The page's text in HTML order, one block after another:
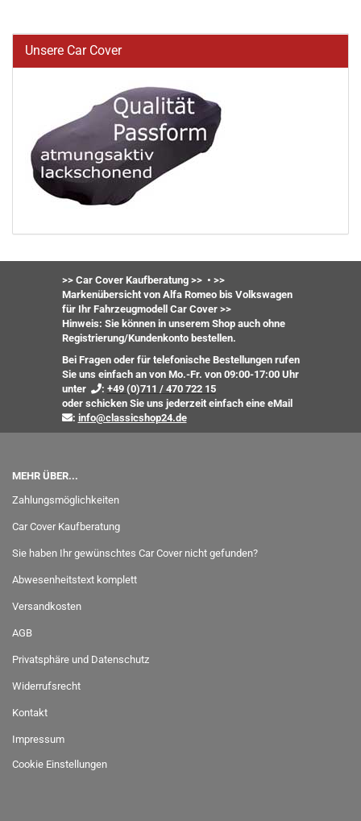
Unsere Car Cover
>> Car Cover Kaufberatung >> • >>
Markenübersicht von Alfa Romeo bis Volkswagen
für Ihr Fahrzeugmodell Car Cover >>
Hinweis: Sie können in unserem Shop auch ohne
Registrierung/Kundenkonto bestellen.
Bei Fragen oder für telefonische Bestellungen rufen
Sie uns einfach an von Mo.-Fr. von 09:00-17:00 Uhr
unter
: +49 (0)711 / 470 722 15
oderschicken Sie uns jederzeit einfach eine eMail
: info@classicshop24.de
MEHR ÜBER...
Zahlungsmöglichkeiten
Car Cover Kaufberatung
Sie haben Ihr gewünschtes Car Cover nicht gefunden?
Abwesenheitstext komplett
Versandkosten
AGB
Privatsphäre und Datenschutz
Widerrufsrecht
Kontakt
Impressum
Cookie Einstellungen